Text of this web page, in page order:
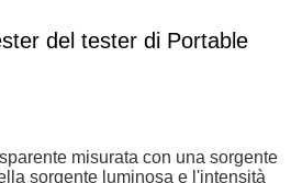
del tester di Portable
misurata con una sorgente
sorgente luminosa e l'intensità